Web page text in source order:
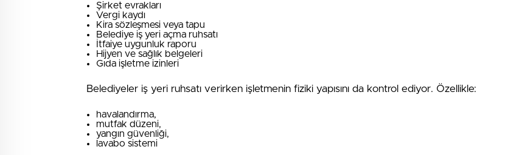
Şirket evrakları
Vergi kaydı
Kira sözleşmesi veya tapu
Belediye iş yeri açma ruhsatı
İtfaiye uygunluk raporu
Hijyen ve sağlık belgeleri
Gıda işletme izinleri
Belediyeler iş yeri ruhsatı verirken işletmenin fiziki yapısını da kontrol ediyor. Özellikle:
havalandırma,
mutfak düzeni,
yangın güvenliği,
lavabo sistemi